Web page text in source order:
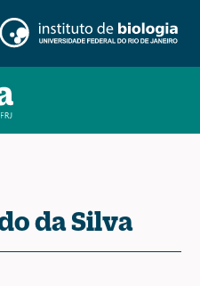
EN ES PT
da Silva